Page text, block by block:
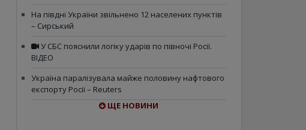
На півдні України звільнено 12 населених пунктів
– Сирський
У СБС пояснили логіку ударів по півночі Росії.
ВІДЕО
Україна паралізувала майже половину нафтового
експорту Росії – Reuters
ЩЕ НОВИНИ